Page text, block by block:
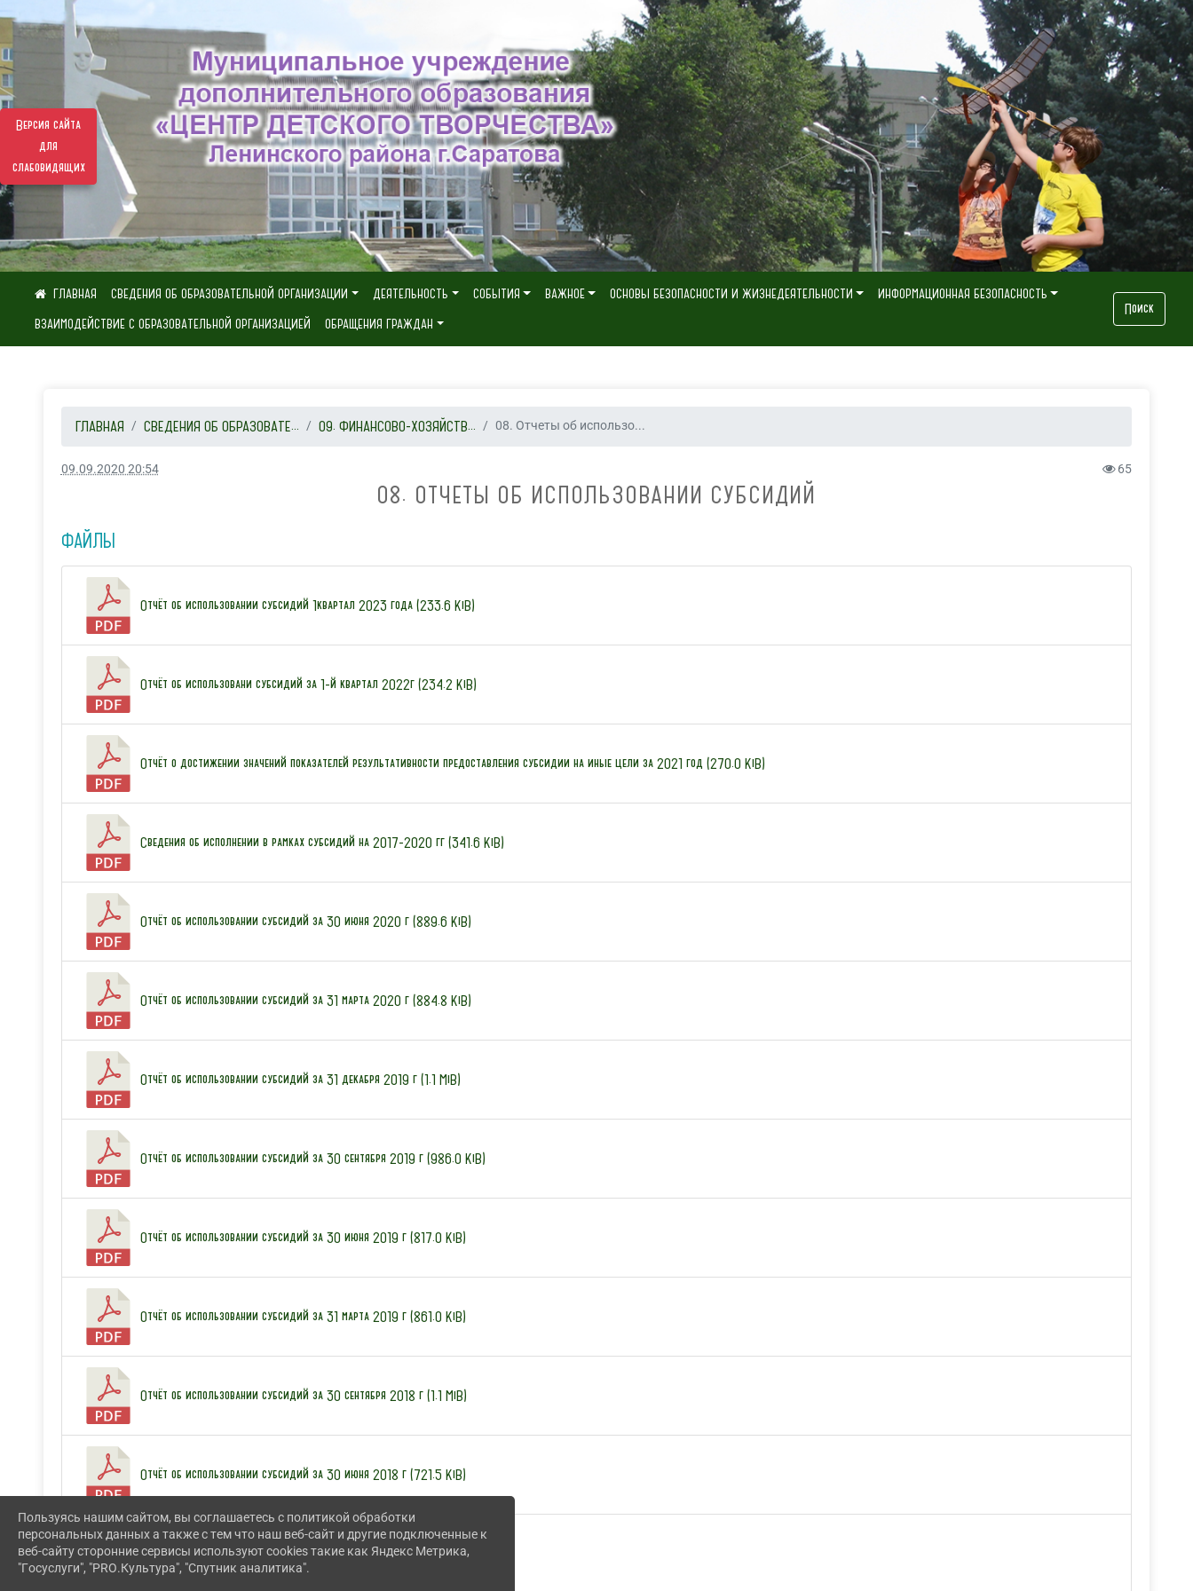
Версия сайта
для
слабовидящих
СВЕДЕНИЯ ОБ ОБРАЗОВАТЕЛЬНОЙ ОРГАНИЗАЦИИ ДЕЯТЕЛЬНОСТЬ СОБЫТИЯ ВАЖНОЕ ОСНОВЫ БЕЗОПАСНОСТИ И ЖИЗНЕДЕЯТЕЛЬНОСТИ
ИНФОРМАЦИОННАЯ БЕЗОПАСНОСТЬ
ВЗАИМОДЕЙСТВИЕ С ОБРАЗОВАТЕЛЬНОЙ ОРГАНИЗАЦИЕЙ
ОБРАЩЕНИЯ ГРАЖДАН
Поиск
ГЛАВНАЯ СВЕДЕНИЯ ОБ ОБРАЗОВАТЕ... 09. ФИНАНСОВО-ХОЗЯЙСТВ... 08. Отчеты об использо...
09.09.2020 20:54 65
08. ОТЧЕТЫ ОБ ИСПОЛЬЗОВАНИИ СУБСИДИЙ
ФАЙЛЫ
Отчёт об использовании субсидий 1квартал 2023 года (233.6 KiB)
Отчёт об использовани субсидий за 1-й квартал 2022г (234.2 KiB)
Отчёт о достижении значений показателей результативности предоставления субсидии на иные цели за 2021 год (270.0 KiB)
Сведения об исполнении в рамках субсидий на 2017-2020 гг (341.6 KiB)
Отчёт об использовании субсидий за 30 июня 2020 г (889.6 KiB)
Отчёт об использовании субсидий за 31 марта 2020 г (884.8 KiB)
Отчёт об использовании субсидий за 31 декабря 2019 г (1.1 MiB)
Отчёт об использовании субсидий за 30 сентября 2019 г (986.0 KiB)
Отчёт об использовании субсидий за 30 июня 2019 г (817.0 KiB)
Отчёт об использовании субсидий за 31 марта 2019 г (861.0 KiB)
Отчёт об использовании субсидий за 30 сентября 2018 г (1.1 MiB)
Отчёт об использовании субсидий за 30 июня 2018 г (721.5 KiB)
Отчёт об использовании субсидий за 31 марта 2018 г (719.5 KiB)
Пользуясь нашим сайтом, вы соглашаетесь с политикой обработки
персональных данных а также с тем что наш веб-сайт и другие подключенные к
веб-сайту сторонние сервисы используют cookies такие как Яндекс Метрика,
"Госуслуги", "PRO.Культура", "Спутник аналитика".